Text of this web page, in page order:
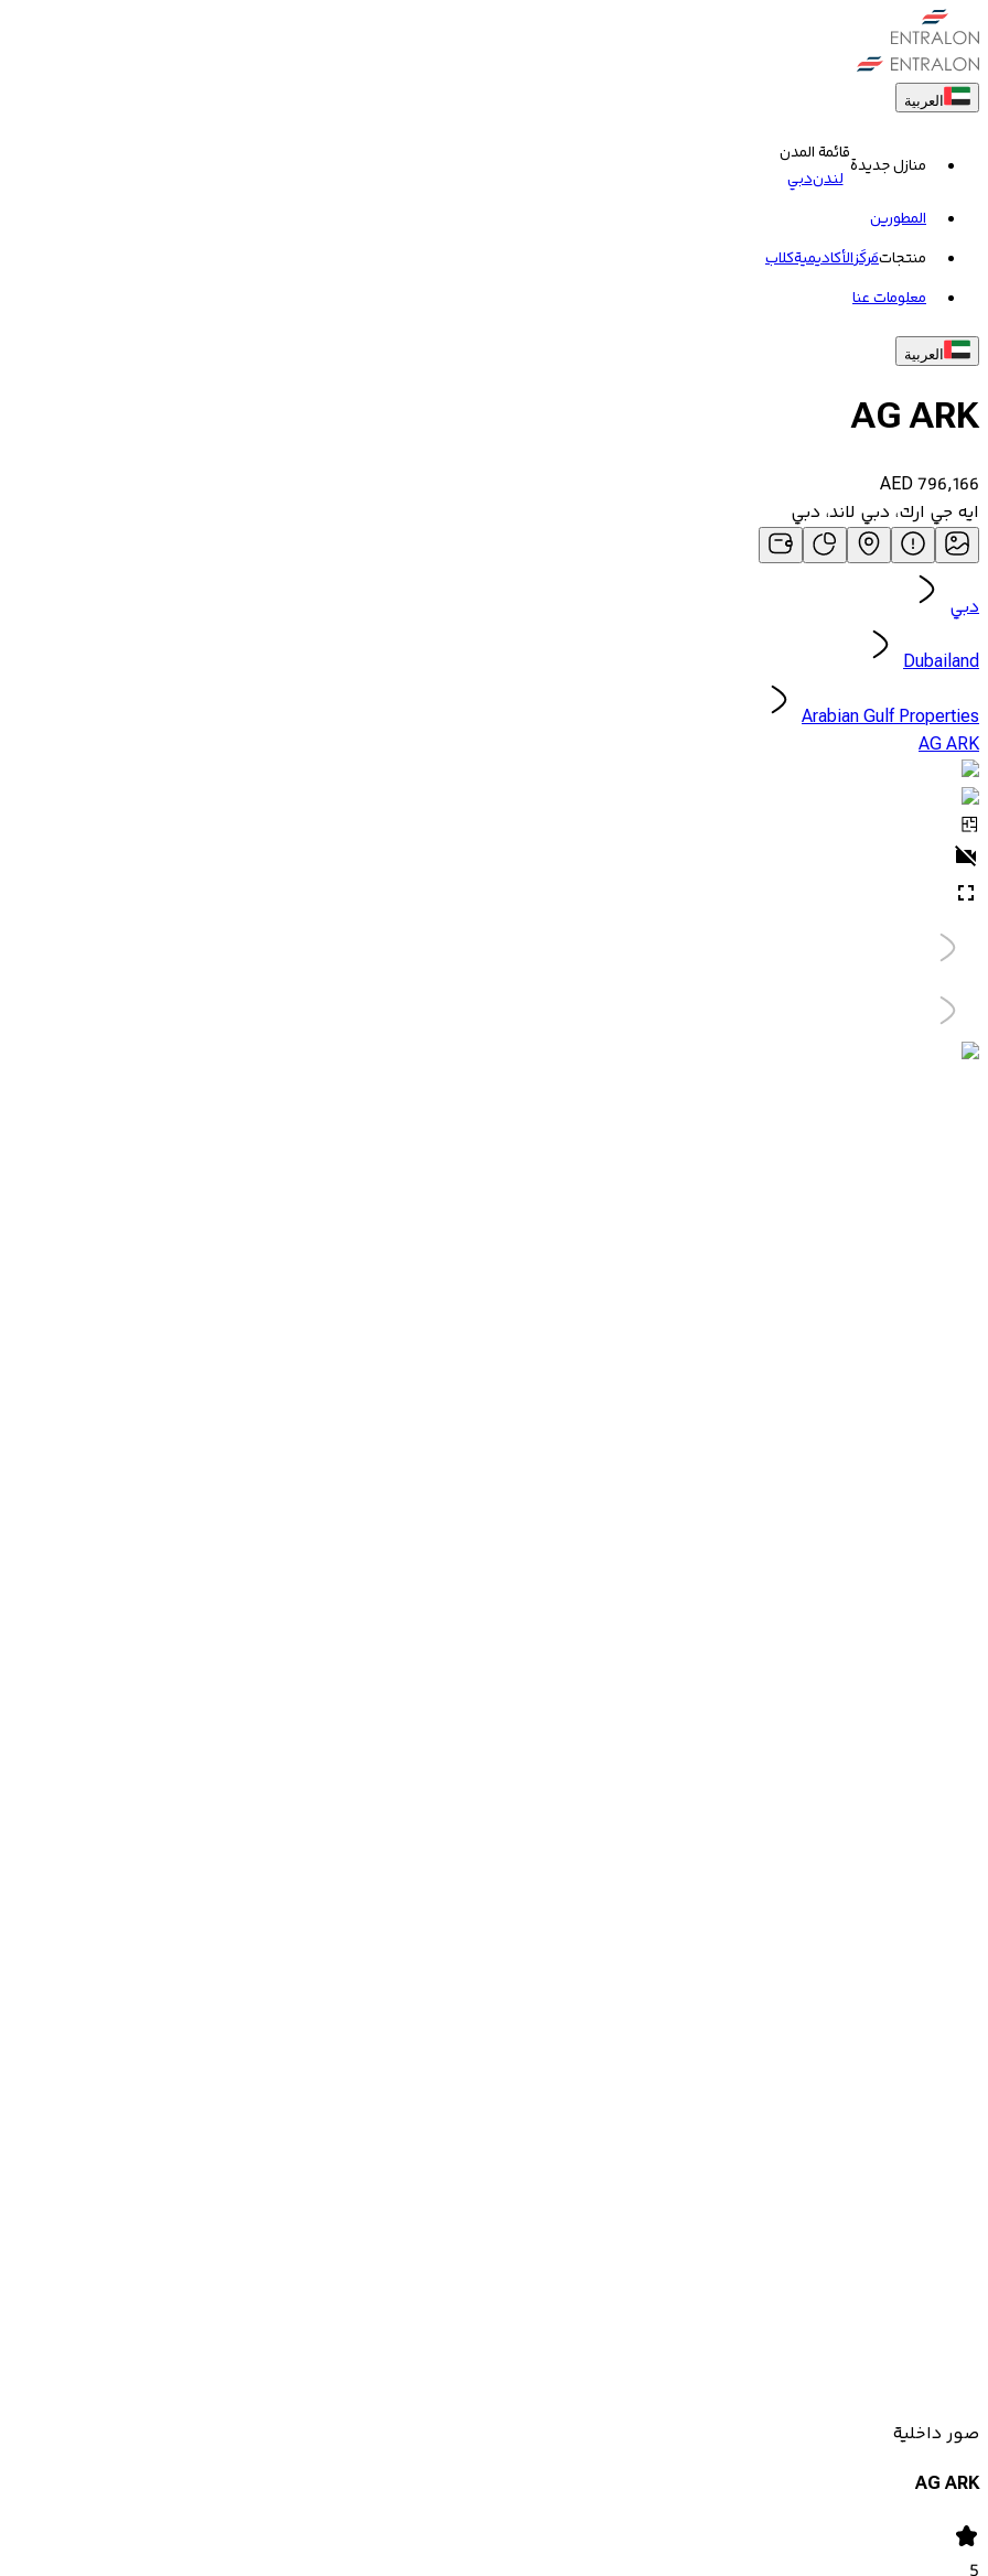
العربية
منازل جديدة
قائمة المدن
لندندبي
المطورين
منتجاتمَركَزالأكاديميةکلاب
معلومات عنا
العربية
AG ARK
AED796,166
ايه جي ارك، دبي لاند، دبي
دبي
Dubailand
Arabian Gulf Properties
AG ARK
صور داخلية
AG ARK